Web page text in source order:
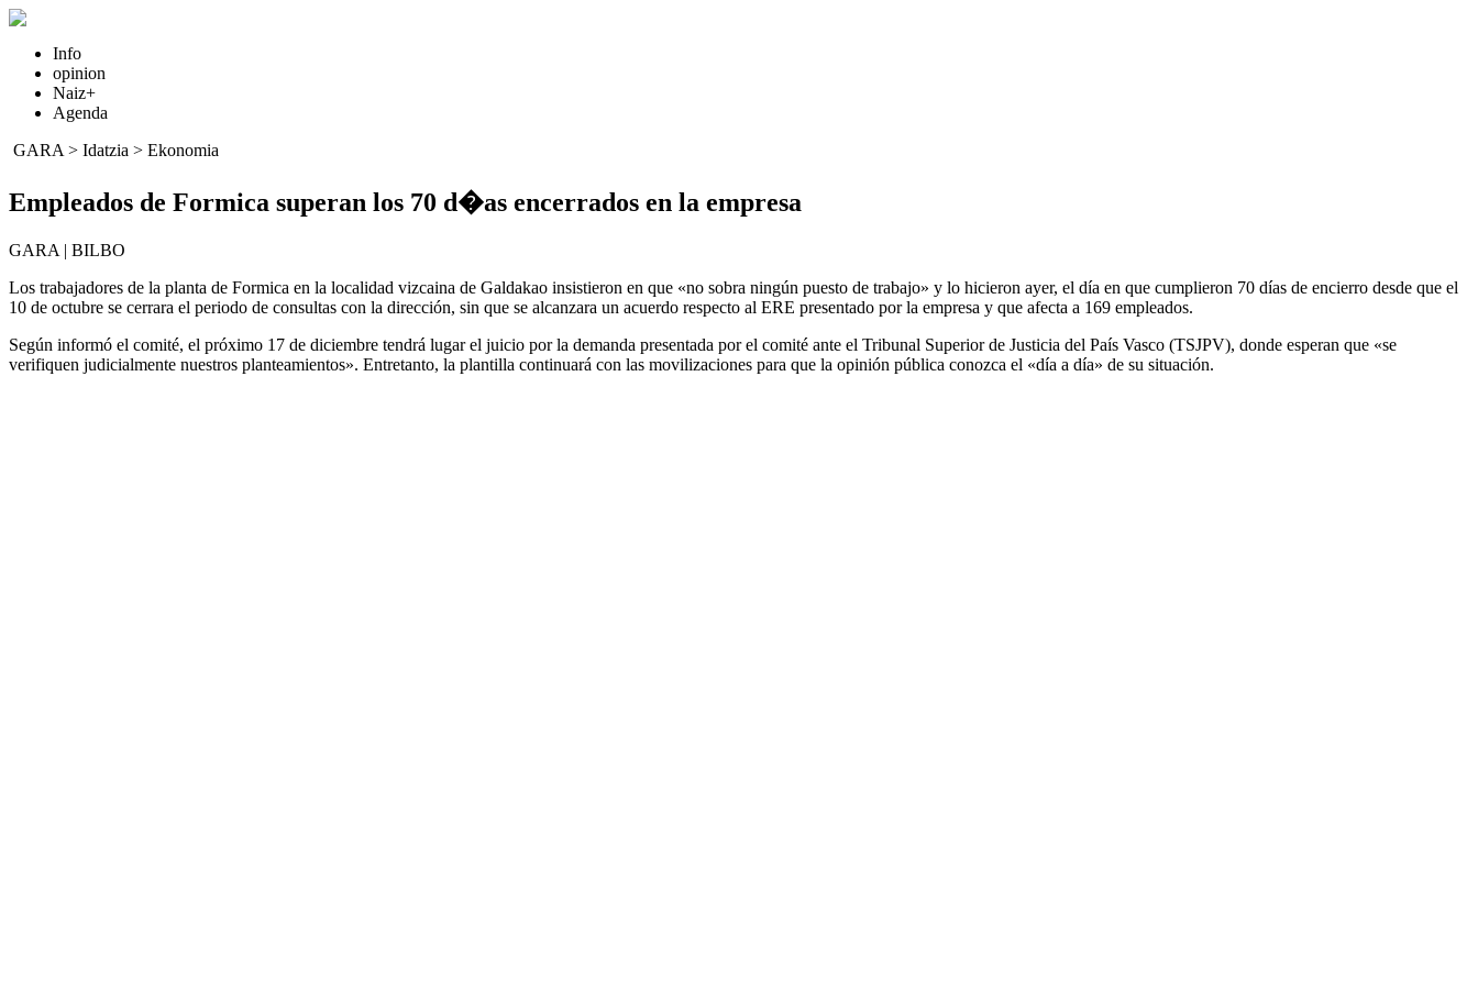
Info
opinion
Naiz+
Agenda
GARA > Idatzia > Ekonomia
Empleados de Formica superan los 70 d�as encerrados en la empresa
GARA | BILBO
Los trabajadores de la planta de Formica en la localidad vizcaina de Galdakao insistieron en que «no sobra ningún puesto de trabajo» y lo hicieron ayer, el día en que cumplieron 70 días de encierro desde que el
10 de octubre se cerrara el periodo de consultas con la dirección, sin que se alcanzara un acuerdo respecto al ERE presentado por la empresa y que afecta a 169 empleados.
Según informó el comité, el próximo 17 de diciembre tendrá lugar el juicio por la demanda presentada por el comité ante el Tribunal Superior de Justicia del País Vasco (TSJPV), donde esperan que «se
verifiquen judicialmente nuestros planteamientos». Entretanto, la plantilla continuará con las movilizaciones para que la opinión pública conozca el «día a día» de su situación.